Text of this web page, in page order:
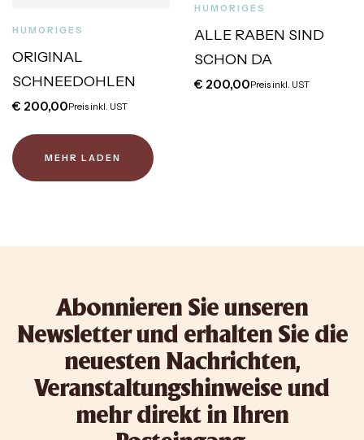
HUMORIGES
ORIGINAL
SCHNEEDOHLEN
€ 200,00Preis inkl. UST
HUMORIGES
ALLE RABEN SIND
SCHON DA
€ 200,00Preis inkl. UST
MEHR LADEN
Abonnieren Sie unseren
Newsletter und erhalten Sie die
neuesten Nachrichten,
Veranstaltungshinweise und
mehr direkt in Ihren